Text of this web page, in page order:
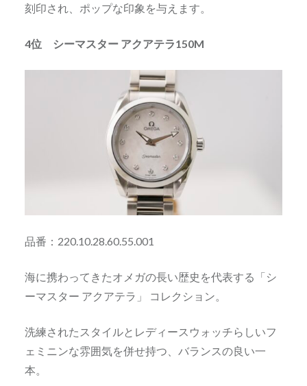
刻印され、ポップな印象を与えます。
4位 シーマスター アクアテラ150M
品番：220.10.28.60.55.001
海に携わってきたオメガの長い歴史を代表する「シ
ーマスター アクアテラ」 コレクション。
洗練されたスタイルとレディースウォッチらしいフ
ェミニンな雰囲気を併せ持つ、バランスの良い一
本。